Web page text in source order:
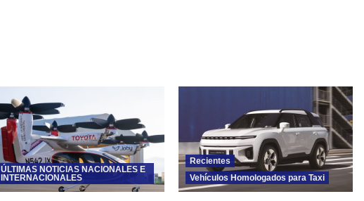
ÚLTIMAS NOTICIAS NACIONALES E
INTERNACIONALES
Recientes
Vehículos Homologados para Taxi